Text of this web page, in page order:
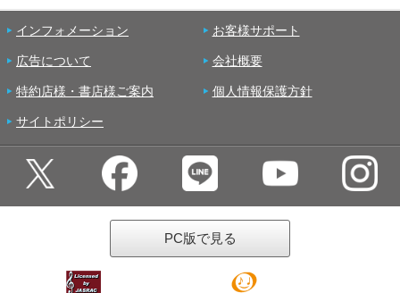
インフォメーション お客様サポート
広告について 会社概要
特約店様・書店様ご案内 個人情報保護方針
サイトポリシー
PC版で見る